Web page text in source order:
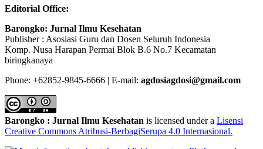
Editorial Office:
Barongko: Jurnal Ilmu Kesehatan
Publisher : Asosiasi Guru dan Dosen Seluruh Indonesia
Komp. Nusa Harapan Permai Blok B.6 No.7 Kecamatan
biringkanaya
Phone: +62852-9845-6666 | E-mail: agdosiagdosi@gmail.com
Barongko : Jurnal Ilmu Kesehatan is licensed under a Lisensi
Creative Commons Atribusi-BerbagiSerupa 4.0 Internasional.